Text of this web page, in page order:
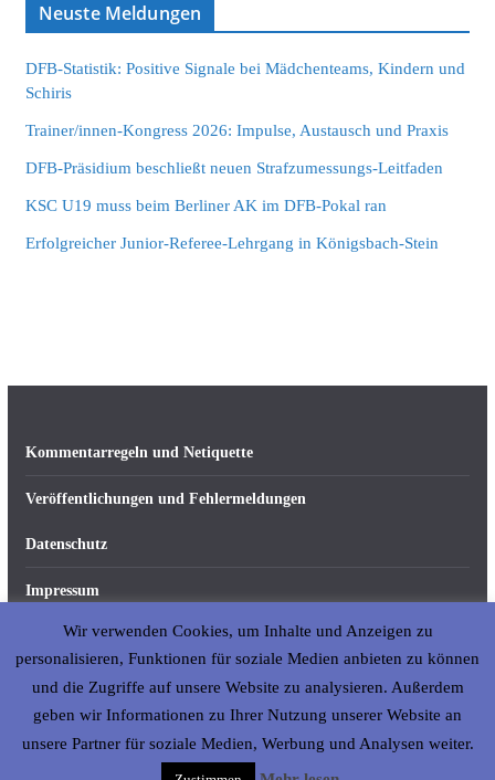
Neuste Meldungen
DFB-Statistik: Positive Signale bei Mädchenteams, Kindern und
Schiris
Trainer/innen-Kongress 2026: Impulse, Austausch und Praxis
DFB-Präsidium beschließt neuen Strafzumessungs-Leitfaden
KSC U19 muss beim Berliner AK im DFB-Pokal ran
Erfolgreicher Junior-Referee-Lehrgang in Königsbach-Stein
Kommentarregeln und Netiquette
Veröffentlichungen und Fehlermeldungen
Datenschutz
Impressum
Über abseits-ka.de
Copyright © 2026abseits-ka. All rights reserved.
Wir verwenden Cookies, um Inhalte und Anzeigen zu
personalisieren, Funktionen für soziale Medien anbieten zu können
und die Zugriffe auf unsere Website zu analysieren. Außerdem
geben wir Informationen zu Ihrer Nutzung unserer Website an
unsere Partner für soziale Medien, Werbung und Analysen weiter.